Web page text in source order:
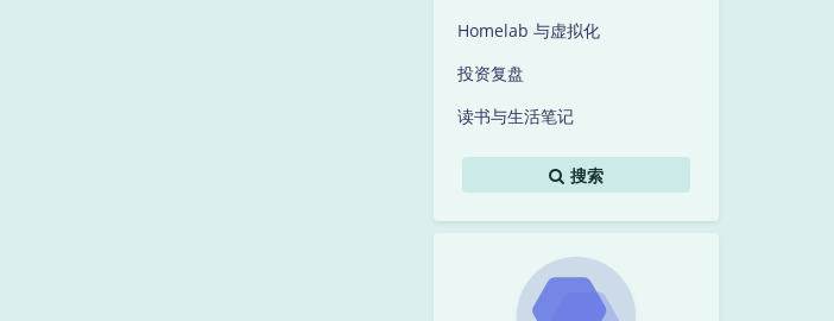
Sans Serif
Homelab 与虚拟化
投资复盘
读书与生活笔记
搜索